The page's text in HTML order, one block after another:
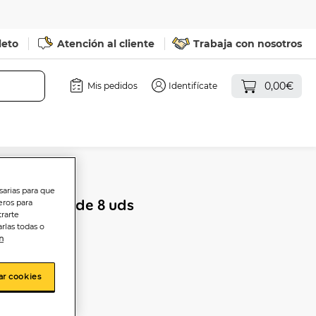
Atención al cliente Trabaja con nosotros
Mis pedidos Identifícate 0,00€
Alipende 8 uds
para que
para
todas o
cookies